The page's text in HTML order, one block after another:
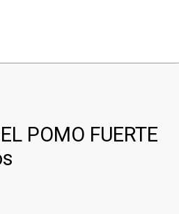
POMO FUERTE